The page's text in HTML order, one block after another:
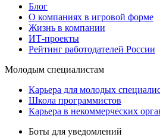
Блог
О компаниях в игровой форме
Жизнь в компании
ИТ-проекты
Рейтинг работодателей России
Молодым специалистам
Карьера для молодых
Школа программистов
Карьера в некоммерческих
Боты для уведомлений